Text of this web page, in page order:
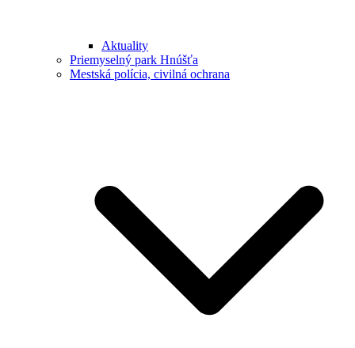
Aktuality
Priemyselný park Hnúšťa
Mestská polícia, civilná ochrana